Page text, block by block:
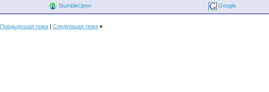
StumbleUpon Google
Предыдущая тема| Следующая тема »